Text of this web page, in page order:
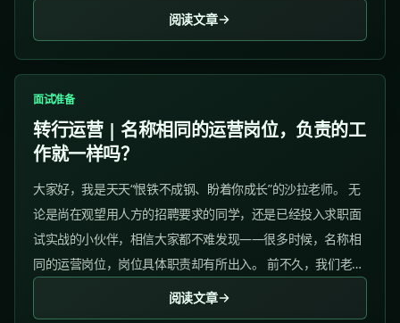
的绊脚石，面试官不仅不感兴趣，甚至会厌倦了模板式的自我
介绍。...
阅读文章
面试准备
转行运营 | 名称相同的运营岗位，负责的工
作就一样吗？
大家好，我是天天“恨铁不成钢、盼着你成长”的沙拉老师。 无
论是尚在观望用人方的招聘要求的同学，还是已经投入求职面
试实战的小伙伴，相信大家都不难发现——很多时候，名称相
同的运营岗位，岗位具体职责却有所出入。 前不久，我们老师
就收到了一位准备面试新东方社群运营岗的学员发来的一个提
问：...
阅读文章